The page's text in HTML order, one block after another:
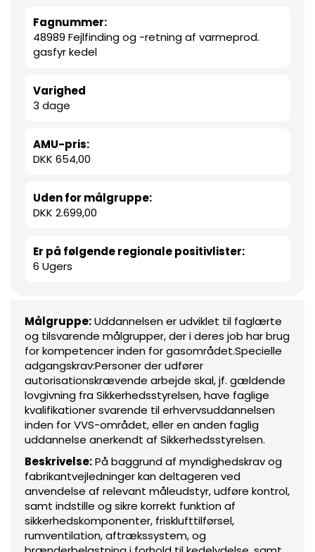
Fagnummer:
48989 Fejlfinding og -retning af varmeprod.
gasfyr kedel
Varighed
3 dage
AMU-pris:
DKK 654,00
Uden for målgruppe:
DKK 2.699,00
Er på følgende regionale positivlister:
6 Ugers
Målgruppe:Uddannelsen er udviklet til faglærte
og tilsvarende målgrupper, der i deres job har brug
for kompetencer inden for gasområdet.Specielle
adgangskrav:Personer der udfører
autorisationskrævende arbejde skal, jf. gældende
lovgivning fra Sikkerhedsstyrelsen, have faglige
kvalifikationer svarende til erhvervsuddannelsen
inden for VVS-området, eller en anden faglig
uddannelse anerkendt af Sikkerhedsstyrelsen.
Beskrivelse:På baggrund af myndighedskrav og
fabrikantvejledninger kan deltageren ved
anvendelse af relevant måleudstyr, udføre kontrol,
samt indstille og sikre korrekt funktion af
sikkerhedskomponenter, frisklufttilførsel,
rumventilation, aftrækssystem, og